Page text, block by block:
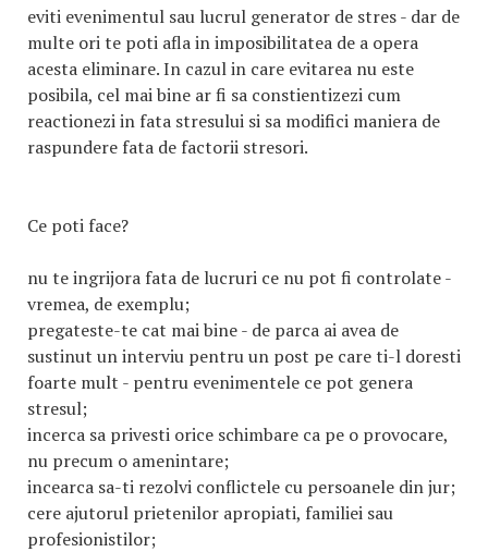
eviti evenimentul sau lucrul generator de stres - dar de
multe ori te poti afla in imposibilitatea de a opera
acesta eliminare. In cazul in care evitarea nu este
posibila, cel mai bine ar fi sa constientizezi cum
reactionezi in fata stresului si sa modifici maniera de
raspundere fata de factorii stresori.
Ce poti face?
nu te ingrijora fata de lucruri ce nu pot fi controlate -
vremea, de exemplu;
pregateste-te cat mai bine - de parca ai avea de
sustinut un interviu pentru un post pe care ti-l doresti
foarte mult - pentru evenimentele ce pot genera
stresul;
incerca sa privesti orice schimbare ca pe o provocare,
nu precum o amenintare;
incearca sa-ti rezolvi conflictele cu persoanele din jur;
cere ajutorul prietenilor apropiati, familiei sau
profesionistilor;